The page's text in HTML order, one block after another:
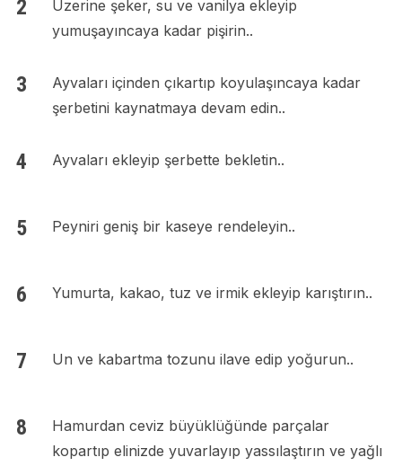
Üzerine şeker, su ve vanilya ekleyip
yumuşayıncaya kadar pişirin..
Ayvaları içinden çıkartıp koyulaşıncaya kadar
şerbetini kaynatmaya devam edin..
Ayvaları ekleyip şerbette bekletin..
Peyniri geniş bir kaseye rendeleyin..
Yumurta, kakao, tuz ve irmik ekleyip karıştırın..
Un ve kabartma tozunu ilave edip yoğurun..
Hamurdan ceviz büyüklüğünde parçalar
kopartıp elinizde yuvarlayıp yassılaştırın ve yağlı